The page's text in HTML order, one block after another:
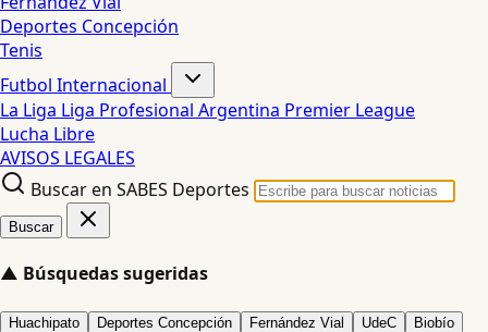
Deportes Concepción
Tenis
Futbol Internacional
La Liga Liga Profesional Argentina Premier League
Lucha Libre
AVISOS LEGALES
Buscar en SABES Deportes
Buscar
▲ Búsquedas sugeridas
Huachipato Deportes Concepción Fernández Vial UdeC Biobío